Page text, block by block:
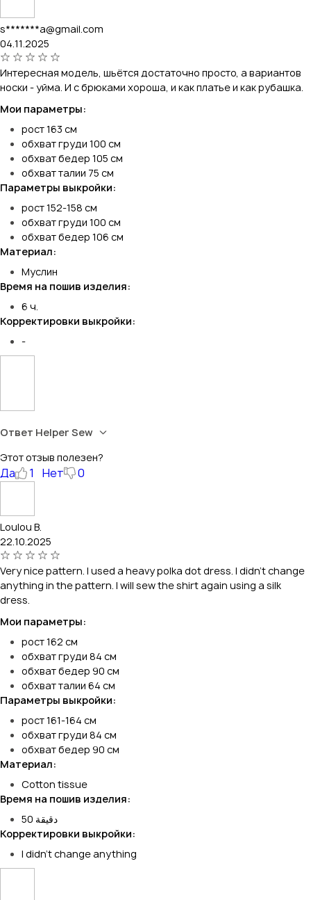
s*******a@gmail.com
04.11.2025
Интересная модель, шьётся достаточно просто, а вариантов
носки - уйма. И с брюками хороша, и как платье и как рубашка.
Мои параметры:
рост 163 см
обхват груди 100 см
обхват бедер 105 см
обхват талии 75 см
Параметры выкройки:
рост 152-158 см
обхват груди 100 см
обхват бедер 106 см
Материал:
Муслин
Время на пошив изделия:
6 ч.
Корректировки выкройки:
-
Ответ Helper Sew
Этот отзыв полезен?
Да 1 Нет 0
Loulou B.
22.10.2025
Very nice pattern. I used a heavy polka dot dress. I didn't change
anything in the pattern. I will sew the shirt again using a silk
dress.
Мои параметры:
рост 162 см
обхват груди 84 см
обхват бедер 90 см
обхват талии 64 см
Параметры выкройки:
рост 161-164 см
обхват груди 84 см
обхват бедер 90 см
Материал:
Cotton tissue
Время на пошив изделия:
50 دقيقة
Корректировки выкройки:
I didn't change anything